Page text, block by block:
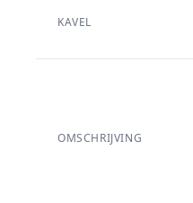
KAVEL
OMSCHRIJVING